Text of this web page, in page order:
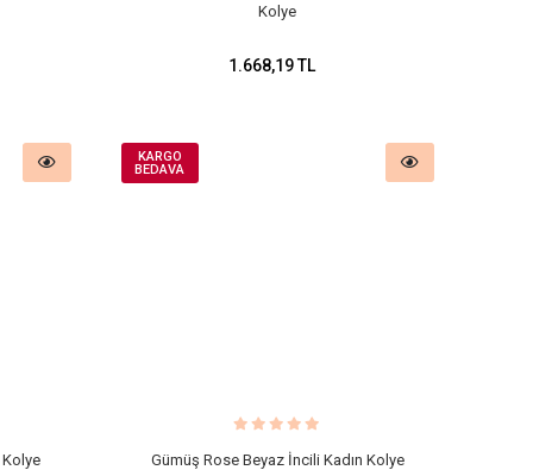
Kolye
1.668,19 TL
KARGO
BEDAVA
Gümüş Rose Beyaz İncili Kadın Kolye